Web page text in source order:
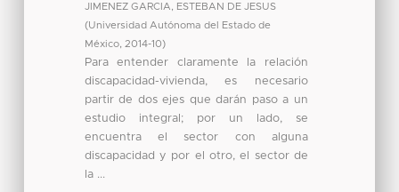
JIMENEZ GARCIA, ESTEBAN DE JESUS
(Universidad Autónoma del Estado de
México, 2014-10)
Para entender claramente la relación
discapacidad-vivienda, es necesario
partir de dos ejes que darán paso a un
estudio integral; por un lado, se
encuentra el sector con alguna
discapacidad y por el otro, el sector de
la ...